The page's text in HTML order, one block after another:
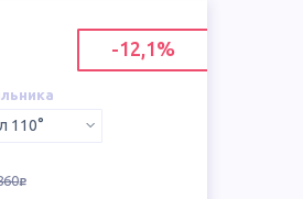
-12,1%
110°
руб.